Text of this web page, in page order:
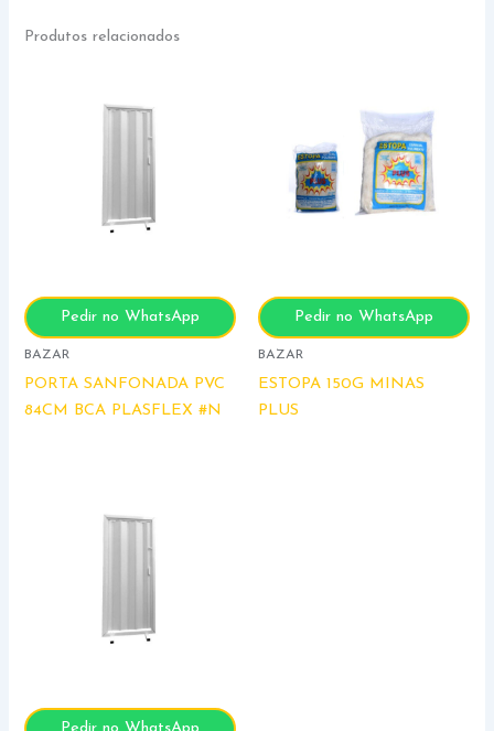
Produtos relacionados
Pedir no WhatsApp
BAZAR
PORTA SANFONADA PVC
84CM BCA PLASFLEX #N
Pedir no WhatsApp
BAZAR
ESTOPA 150G MINAS
PLUS